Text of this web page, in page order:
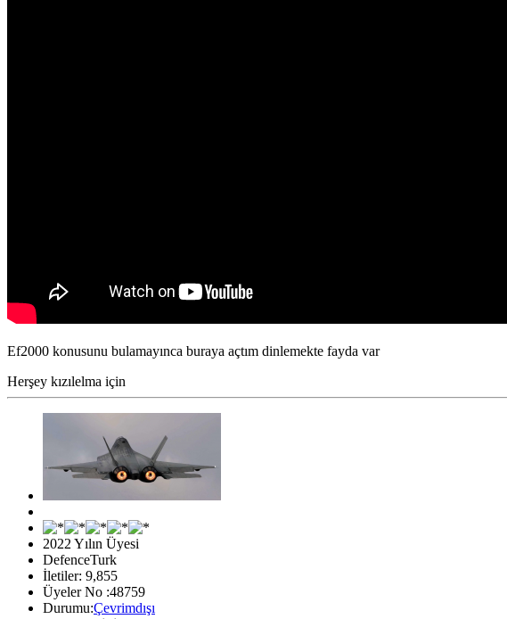
Ef2000 konusunu bulamayınca buraya açtım dinlemekte fayda var
Herşey kızılelma için
2022 Yılın Üyesi
DefenceTurk
İletiler: 9,855
Üyeler No :48759
Durumu:Çevrimdışı